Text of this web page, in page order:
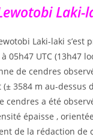
Laki-
Laki-laki s’est
05h47 UTC (13h47
de cendres
3584 m au-dessus
cendres a été
épaisse ,
de la rédaction de